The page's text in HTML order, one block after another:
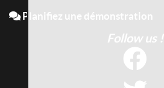
Planifiez une démonstration
Follow us !